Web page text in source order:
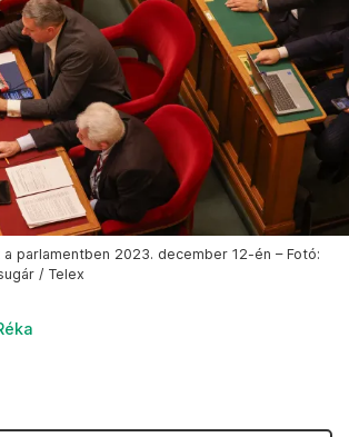
a parlamentben 2023. december 12-én – Fotó:
/ Telex